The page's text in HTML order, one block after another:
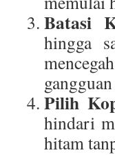
Batasi
hingga
Pilih
hindari
hitam